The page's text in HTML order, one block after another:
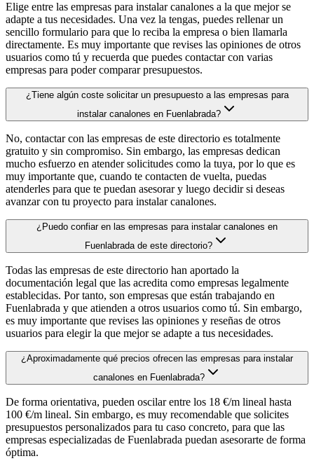
Elige entre las empresas para instalar canalones a la que mejor se
adapte a tus necesidades. Una vez la tengas, puedes rellenar un
sencillo formulario para que lo reciba la empresa o bien llamarla
directamente. Es muy importante que revises las opiniones de otros
usuarios como tú y recuerda que puedes contactar con varias
empresas para poder comparar presupuestos.
¿Tiene algún coste solicitar un presupuesto a las empresas para
instalar canalones en Fuenlabrada?
No, contactar con las empresas de este directorio es totalmente
gratuito y sin compromiso. Sin embargo, las empresas dedican
mucho esfuerzo en atender solicitudes como la tuya, por lo que es
muy importante que, cuando te contacten de vuelta, puedas
atenderles para que te puedan asesorar y luego decidir si deseas
avanzar con tu proyecto para instalar canalones.
¿Puedo confiar en las empresas para instalar canalones en
Fuenlabrada de este directorio?
Todas las empresas de este directorio han aportado la
documentación legal que las acredita como empresas legalmente
establecidas. Por tanto, son empresas que están trabajando en
Fuenlabrada y que atienden a otros usuarios como tú. Sin embargo,
es muy importante que revises las opiniones y reseñas de otros
usuarios para elegir la que mejor se adapte a tus necesidades.
¿Aproximadamente qué precios ofrecen las empresas para instalar
canalones en Fuenlabrada?
De forma orientativa, pueden oscilar entre los 18 €/m lineal hasta
100 €/m lineal. Sin embargo, es muy recomendable que solicites
presupuestos personalizados para tu caso concreto, para que las
empresas especializadas de Fuenlabrada puedan asesorarte de forma
óptima.